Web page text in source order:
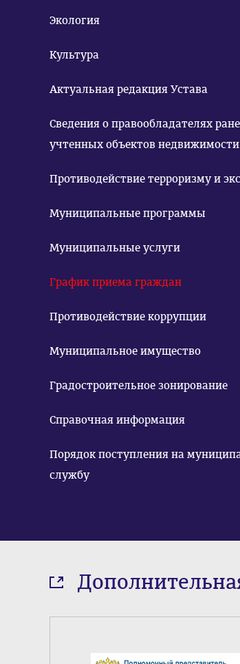
Экология
Культура
Актуальная редакция Устава
Сведения о правообладателях
учтенных объектов недвижимости
Противодействие терроризму и
Муниципальные программы
Муниципальные услуги
График приема граждан
Противодействие коррупции
Муниципальное имущество
Градостроительное зонирование
Справочная информация
Порядок поступления на
службу